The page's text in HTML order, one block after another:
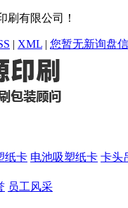
刷有限公司！
| XML | 您暂无新询盘信
纸卡 电池吸塑纸卡 卡头
员工风采